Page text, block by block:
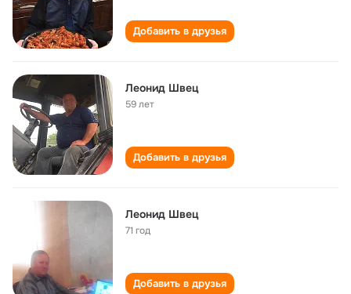
Добавить в друзья
Леонид Швец
59 лет
Добавить в друзья
Леонид Швец
71 год
Добавить в друзья